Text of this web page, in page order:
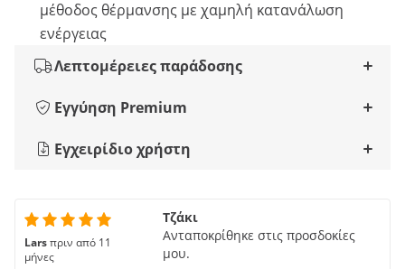
μέθοδος θέρμανσης με χαμηλή κατανάλωση
ενέργειας
Λεπτομέρειες παράδοσης
Εγγύηση Premium
Εγχειρίδιο χρήστη
Larsπριν από 11
μήνες
Τζάκι
Ανταποκρίθηκε στις προσδοκίες
μου.